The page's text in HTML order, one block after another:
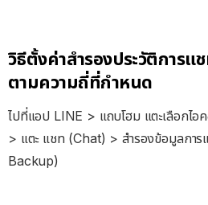
วิธีตั้งค่าสำรองประวัติการแ
ตามความถี่ที่กำหนด
ไปที่แอป LINE > แถบโฮม แตะเลือกไอ
> แตะ แชท (Chat) > สำรองข้อมูลกา
Backup)